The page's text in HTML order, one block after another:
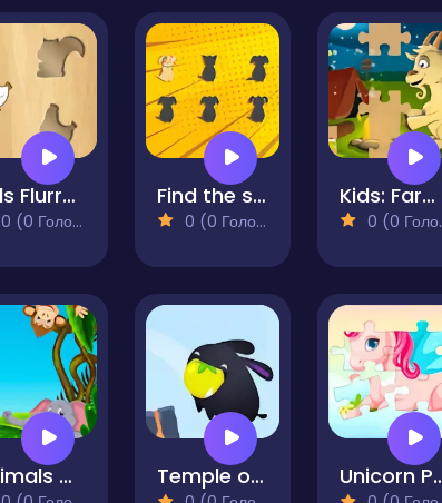
Kids Flurry Educational Puzzle Game
0 (0 Голосів)
Find the shadow
0 (0 Голосів)
Kids: Farm Fun
0 (0 Голосів)
Animals Memory Temple of Oom